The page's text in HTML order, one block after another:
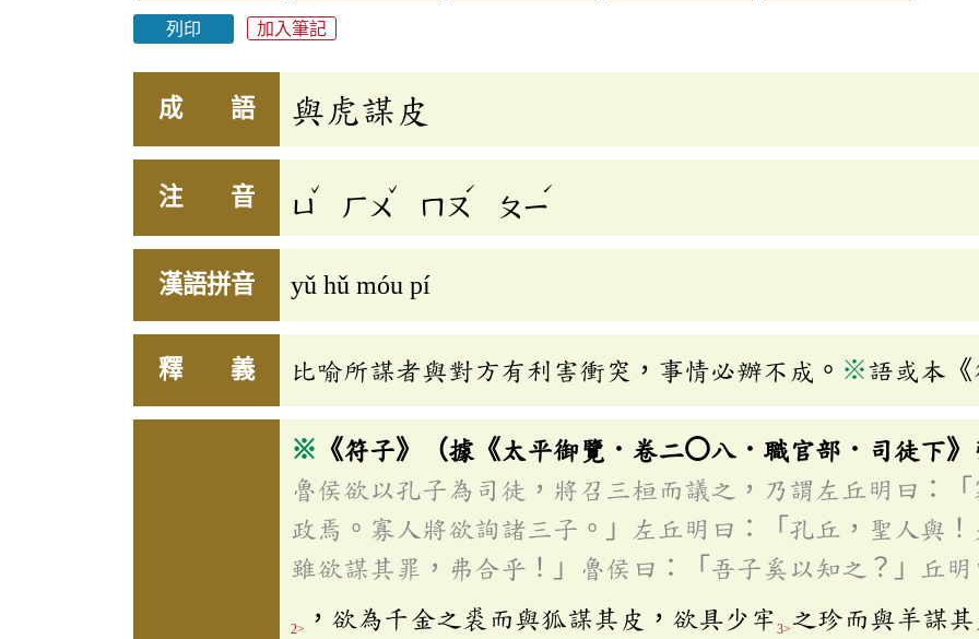
列印 加入筆記
成 語 與虎謀皮
注 音 ㄩ
ˇ
ㄏㄨ
ˇ
ㄇㄡ
ˊ
ㄆㄧ
ˊ
漢語拼音 yǔ hǔ móu pí
釋 義 比喻所謀者與對方有利害衝突，事情必辦不成。 ※語或本
※ 《符子》（據《太平御覽．卷二〇八．職官部．司徒下
魯侯欲以孔子為司徒，將召三桓而議之，乃謂左丘明曰：
政焉。寡人將欲詢諸三子。」左丘明曰：「孔丘，聖人與
雖欲謀其罪，弗合乎！」魯侯曰：「吾子奚以知之？」丘
2> ，欲為千金之裘而與狐謀其皮，欲具少牢 3> 之珍而與羊謀